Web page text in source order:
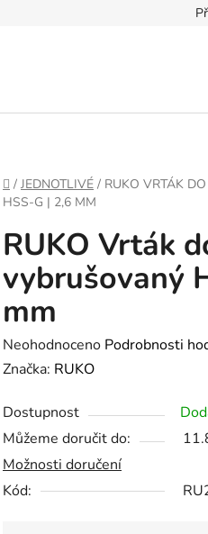
DOMŮ
/ JEDNOTLIVÉ / RUKO VRTÁK
HSS-G | 2,6 MM
RUKO Vrták
vybrušovaný
mm
Průměrné
hodnocení
je
0,0
z
5
Neohodnoceno Podrobnosti
Značka: RUKO
Dostupnost
Můžeme doručit do:
Možnosti doručení
Kód: